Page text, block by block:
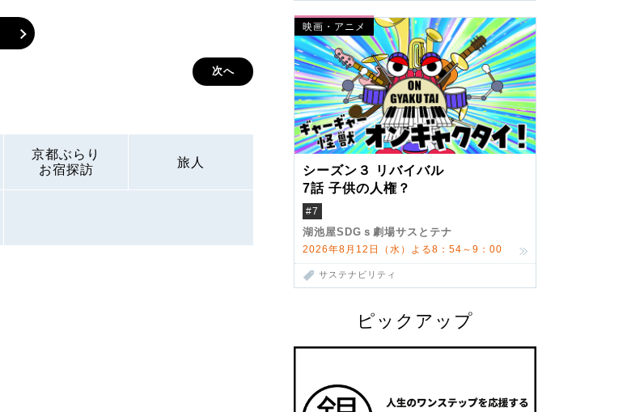
映画・アニメ
シーズン３ リバイバル
7話 子供の人権？
#7
湖池屋SDGｓ劇場サスとテナ
2026年8月12日（水）よる8：54～9：00
サステナビリティ
ピックアップ
次へ
京都ぶらり
お宿探訪
旅人